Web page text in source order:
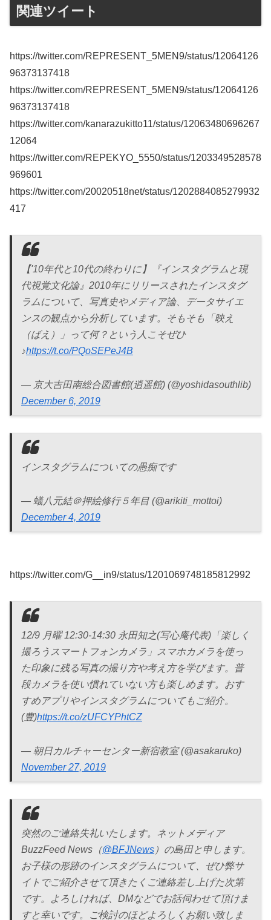
関連ツイート
https://twitter.com/REPRESENT_5MEN9/status/12064126
96373137418
https://twitter.com/REPRESENT_5MEN9/status/12064126
96373137418
https://twitter.com/kanarazukitto11/status/12063480696267
12064
https://twitter.com/REPEKYO_5550/status/1203349528578
969601
https://twitter.com/20020518net/status/1202884085279932
417
【'10年代と10代の終わりに】『インスタグラムと現
代視覚文化論』2010年にリリースされたインスタグ
ラムについて、写真史やメディア論、データサイエ
ンスの観点から分析しています。そもそも「映え
（ばえ）」って何？という人こそぜひ
♪https://t.co/PQoSEPeJ4B
— 京大吉田南総合図書館(逍遥館) (@yoshidasouthlib)
December 6, 2019
インスタグラムについての愚痴です
— 蟻八元結＠押絵修行５年目 (@arikiti_mottoi)
December 4, 2019
https://twitter.com/G__in9/status/1201069748185812992
12/9 月曜 12:30-14:30 永田知之(写心庵代表)「楽しく
撮ろうスマートフォンカメラ」スマホカメラを使っ
た印象に残る写真の撮り方や考え方を学びます。普
段カメラを使い慣れていない方も楽しめます。おす
すめアプリやインスタグラムについてもご紹介。
(豊)https://t.co/zUFCYPhtCZ
— 朝日カルチャーセンター新宿教室 (@asakaruko)
November 27, 2019
突然のご連絡失礼いたします。ネットメディア
BuzzFeed News（@BFJNews ）の島田と申します。
お子様の形跡のインスタグラムについて、ぜひ弊サ
イトでご紹介させて頂きたくご連絡差し上げた次第
です。よろしければ、DMなどでお話伺わせて頂けま
すと幸いです。ご検討のほどよろしくお願い致しま